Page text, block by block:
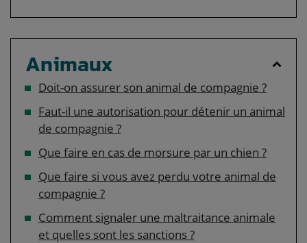
Animaux
Doit-on assurer son animal de compagnie ?
Faut-il une autorisation pour détenir un animal
de compagnie ?
Que faire en cas de morsure par un chien ?
Que faire si vous avez perdu votre animal de
compagnie ?
Comment signaler une maltraitance animale
et quelles sont les sanctions ?